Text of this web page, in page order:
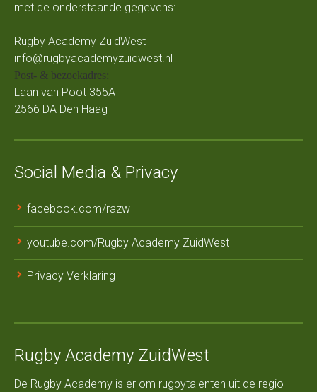
met de onderstaande gegevens:
Rugby Academy ZuidWest
info@rugbyacademyzuidwest.nl
Post- & bezoekadres:
Laan van Poot 355A
2566 DA Den Haag
Social Media & Privacy
facebook.com/razw
youtube.com/Rugby Academy ZuidWest
Privacy Verklaring
Rugby Academy ZuidWest
De Rugby Academy is er om rugbytalenten uit de regio